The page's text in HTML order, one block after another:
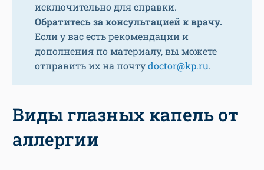
исключительно для справки.
Обратитесь за консультацией к врачу.
Если у вас есть рекомендации и
дополнения по материалу, вы можете
отправить их на почтуdoctor@kp.ru.
Виды глазных капель от
аллергии